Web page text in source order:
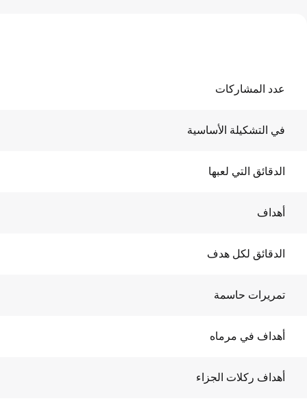
عدد المشاركات
في التشكيلة الأساسية
الدقائق التي لعبها
أهداف
الدقائق لكل هدف
تمريرات حاسمة
أهداف في مرماه
أهداف ركلات الجزاء